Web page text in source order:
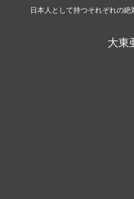
日本人として持つそれぞれの
大東